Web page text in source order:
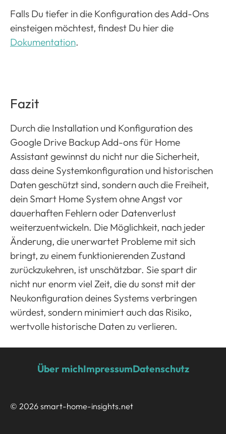
Falls Du tiefer in die Konfiguration des Add-Ons
einsteigen möchtest, findest Du hier die
Dokumentation.
Fazit
Durch die Installation und Konfiguration des
Google Drive Backup Add-ons für Home
Assistant gewinnst du nicht nur die Sicherheit,
dass deine Systemkonfiguration und historischen
Daten geschützt sind, sondern auch die Freiheit,
dein Smart Home System ohne Angst vor
dauerhaften Fehlern oder Datenverlust
weiterzuentwickeln. Die Möglichkeit, nach jeder
Änderung, die unerwartet Probleme mit sich
bringt, zu einem funktionierenden Zustand
zurückzukehren, ist unschätzbar. Sie spart dir
nicht nur enorm viel Zeit, die du sonst mit der
Neukonfiguration deines Systems verbringen
würdest, sondern minimiert auch das Risiko,
wertvolle historische Daten zu verlieren.
Über michImpressumDatenschutz
© 2026 smart-home-insights.net